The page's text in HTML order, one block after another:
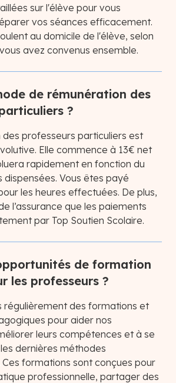
sur l'élève pour vous
vos séances efficacement.
au domicile de l'élève, selon
avez convenus ensemble.
de rémunération des
?
professeurs particuliers est
Elle commence à 13€ net
rapidement en fonction du
Vous êtes payé
les heures effectuées. De plus,
l’assurance que les paiements
par Top Soutien Scolaire.
de formation
les professeurs ?
régulièrement des formations et
pour aider nos
leurs compétences et à se
dernières méthodes
formations sont conçues pour
professionnelle, partager des